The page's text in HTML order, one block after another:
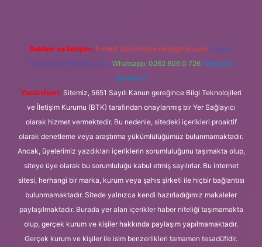
Reklam ve İletişim: E-mail: backlinkpaneli@gmail.com Teams:
forumhizmeti@gmail.com Whatsapp: 0262 606 0 726 Telegram:
@karabul
Yasal Uyarı: Sitemiz, 5651 Sayılı Kanun gereğince Bilgi Teknolojileri
ve İletişim Kurumu (BTK) tarafından onaylanmış bir Yer Sağlayıcı
olarak hizmet vermektedir. Bu nedenle, sitedeki içerikleri proaktif
olarak denetleme veya araştırma yükümlülüğümüz bulunmamaktadır.
Ancak, üyelerimiz yazdıkları içeriklerin sorumluluğunu taşımakta olup,
siteye üye olarak bu sorumluluğu kabul etmiş sayılırlar. Bu internet
sitesi, herhangi bir marka, kurum veya şahıs şirketi ile hiçbir bağlantısı
bulunmamaktadır. Sitede yalnızca kendi hazırladığımız makaleler
paylaşılmaktadır. Burada yer alan içerikler haber niteliği taşımamakta
olup, gerçek kurum ve kişiler hakkında paylaşım yapılmamaktadır.
Gerçek kurum ve kişiler ile isim benzerlikleri tamamen tesadüfidir.